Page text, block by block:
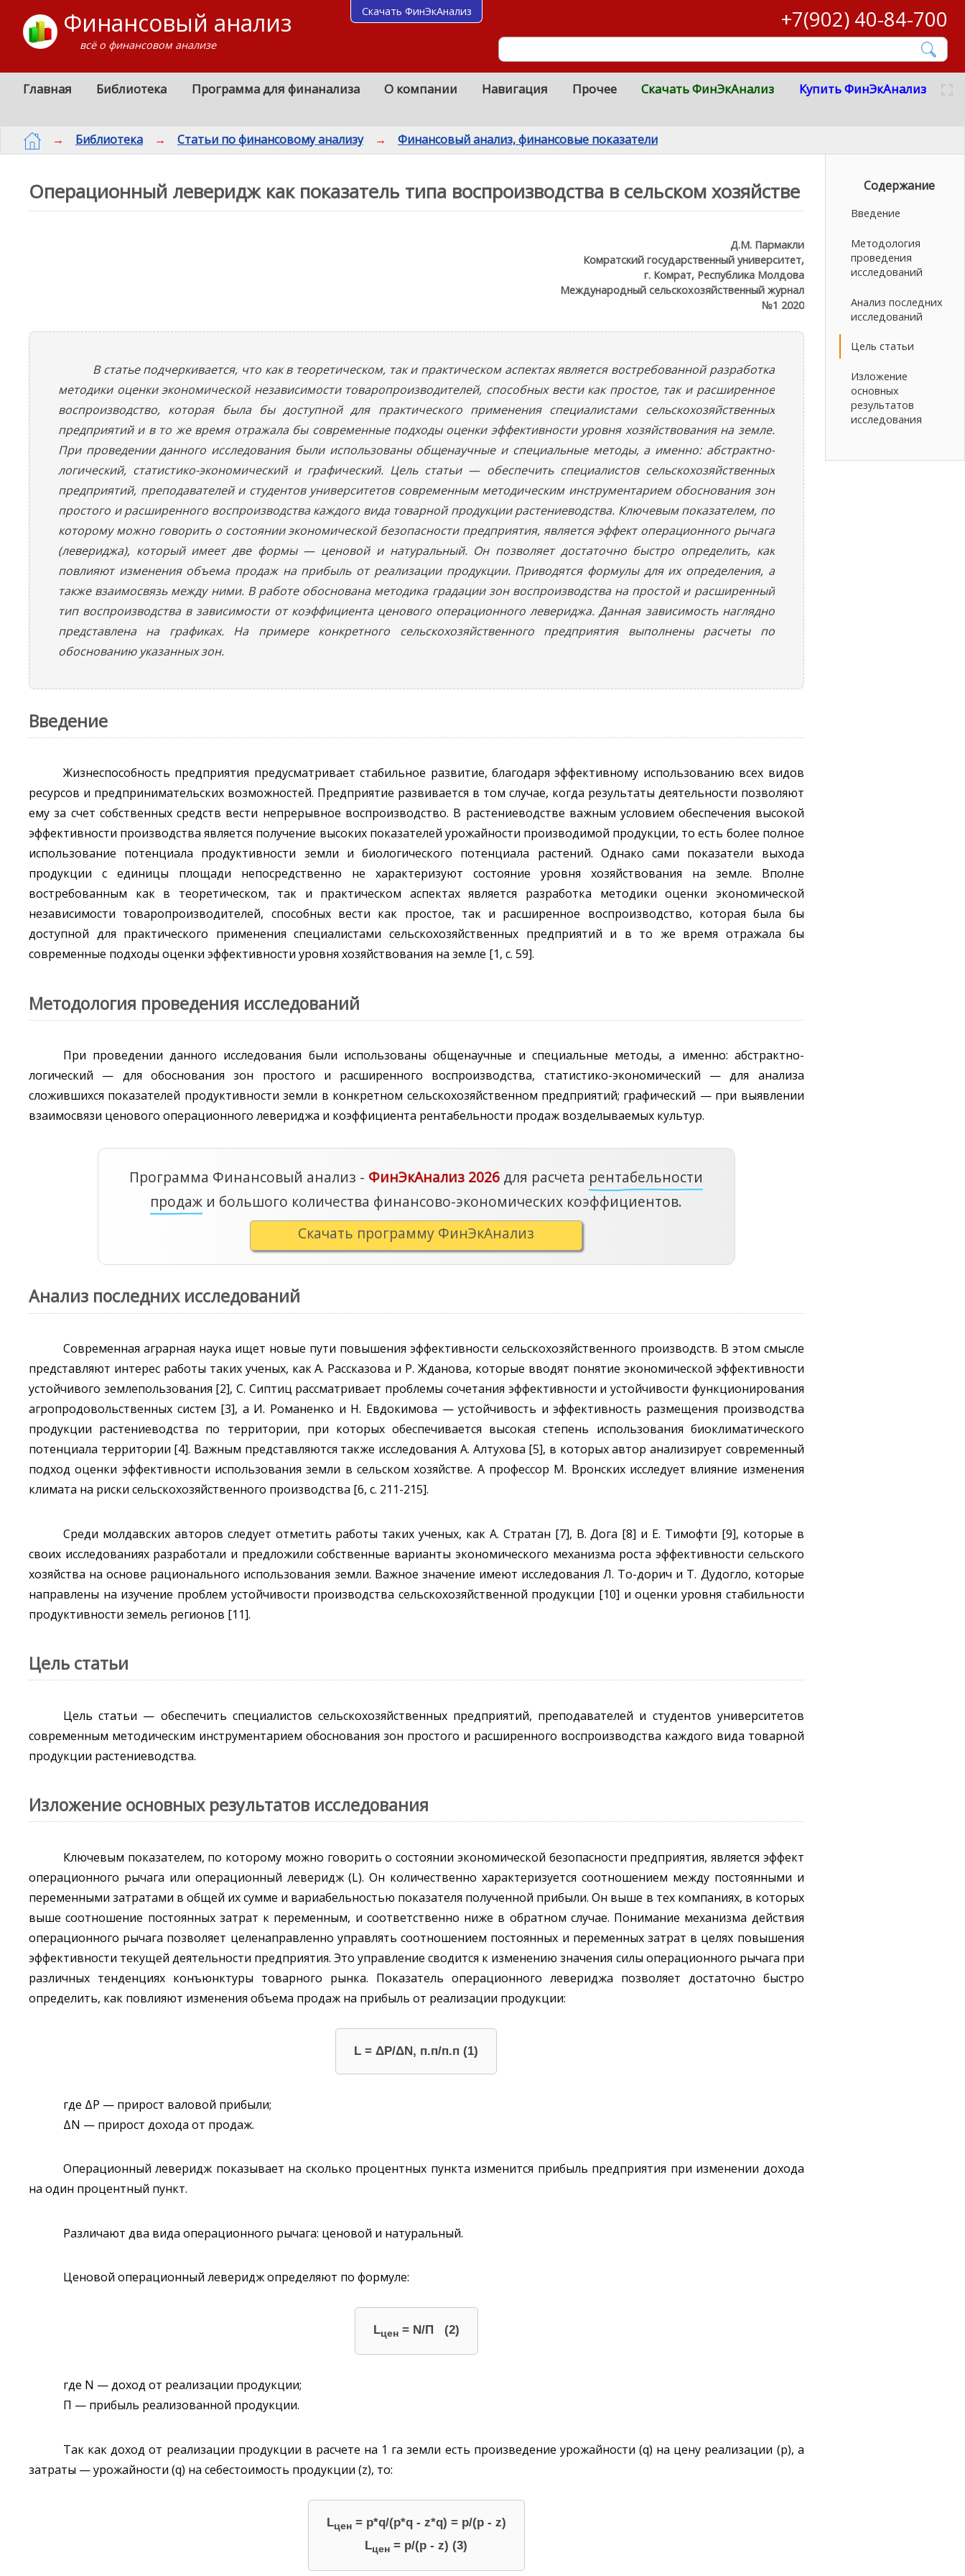
Финансовый анализ
всё о финансовом анализе
+7(902) 40-84-700
Главная Библиотека Программа для финанализа О компании Навигация Прочее Скачать ФинЭкАнализ Купить ФинЭкАнализ
→ Библиотека → Статьи по финансовому анализу → Финансовый анализ, финансовые показатели
Операционный леверидж как показатель типа воспроизводства в сельском хозяйстве
Д.М. Пармакли
Комратский государственный университет,
г. Комрат, Республика Молдова
Международный сельскохозяйственный журнал
№1 2020
В статье подчеркивается, что как в теоретическом, так и практическом аспектах является востребованной разработка
методики оценки экономической независимости товаропроизводителей, способных вести как простое, так и расширенное
воспроизводство, которая была бы доступной для практического применения специалистами сельскохозяйственных
предприятий и в то же время отражала бы современные подходы оценки эффективности уровня хозяйствования на земле.
При проведении данного исследования были использованы общенаучные и специальные методы, а именно: абстрактно-
логический, статистико-экономический и графический. Цель статьи — обеспечить специалистов сельскохозяйственных
предприятий, преподавателей и студентов университетов современным методическим инструментарием обоснования зон
простого и расширенного воспроизводства каждого вида товарной продукции растениеводства. Ключевым показателем, по
которому можно говорить о состоянии экономической безопасности предприятия, является эффект операционного рычага
(левериджа), который имеет две формы — ценовой и натуральный. Он позволяет достаточно быстро определить, как
повлияют изменения объема продаж на прибыль от реализации продукции. Приводятся формулы для их определения, а
также взаимосвязь между ними. В работе обоснована методика градации зон воспроизводства на простой и расширенный
тип воспроизводства в зависимости от коэффициента ценового операционного левериджа. Данная зависимость наглядно
представлена на графиках. На примере конкретного сельскохозяйственного предприятия выполнены расчеты по
обоснованию указанных зон.
Введение
Жизнеспособность предприятия предусматривает стабильное развитие, благодаря эффективному использованию всех видов
ресурсов и предпринимательских возможностей. Предприятие развивается в том случае, когда результаты деятельности позволяют
ему за счет собственных средств вести непрерывное воспроизводство. В растениеводстве важным условием обеспечения высокой
эффективности производства является получение высоких показателей урожайности производимой продукции, то есть более полное
использование потенциала продуктивности земли и биологического потенциала растений. Однако сами показатели выхода
продукции с единицы площади непосредственно не характеризуют состояние уровня хозяйствования на земле. Вполне
востребованным как в теоретическом, так и практическом аспектах является разработка методики оценки экономической
независимости товаропроизводителей, способных вести как простое, так и расширенное воспроизводство, которая была бы
доступной для практического применения специалистами сельскохозяйственных предприятий и в то же время отражала бы
современные подходы оценки эффективности уровня хозяйствования на земле [1, c. 59].
Методология проведения исследований
При проведении данного исследования были использованы общенаучные и специальные методы, а именно: абстрактно-
логический — для обоснования зон простого и расширенного воспроизводства, статистико-экономический — для анализа
сложившихся показателей продуктивности земли в конкретном сельскохозяйственном предприятий; графический — при выявлении
взаимосвязи ценового операционного левериджа и коэффициента рентабельности продаж возделываемых культур.
Программа Финансовый анализ - ФинЭкАнализ 2026 для расчета рентабельности
продаж и большого количества финансово-экономических коэффициентов.
Скачать программу ФинЭкАнализ
Анализ последних исследований
Современная аграрная наука ищет новые пути повышения эффективности сельскохозяйственного производств. В этом смысле
представляют интерес работы таких ученых, как А. Рассказова и Р. Жданова, которые вводят понятие экономической эффективности
устойчивого землепользования [2], С. Сиптиц рассматривает проблемы сочетания эффективности и устойчивости функционирования
агропродовольственных систем [3], а И. Романенко и Н. Евдокимова — устойчивость и эффективность размещения производства
продукции растениеводства по территории, при которых обеспечивается высокая степень использования биоклиматического
потенциала территории [4]. Важным представляются также исследования А. Алтухова [5], в которых автор анализирует современный
подход оценки эффективности использования земли в сельском хозяйстве. А профессор М. Вронских исследует влияние изменения
климата на риски сельскохозяйственного производства [6, c. 211-215].
Среди молдавских авторов следует отметить работы таких ученых, как А. Стратан [7], В. Дога [8] и Е. Тимофти [9], которые в
своих исследованиях разработали и предложили собственные варианты экономического механизма роста эффективности сельского
хозяйства на основе рационального использования земли. Важное значение имеют исследования Л. То-дорич и Т. Дудогло, которые
направлены на изучение проблем устойчивости производства сельскохозяйственной продукции [10] и оценки уровня стабильности
продуктивности земель регионов [11].
Цель статьи
Цель статьи — обеспечить специалистов сельскохозяйственных предприятий, преподавателей и студентов университетов
современным методическим инструментарием обоснования зон простого и расширенного воспроизводства каждого вида товарной
продукции растениеводства.
Изложение основных результатов исследования
Ключевым показателем, по которому можно говорить о состоянии экономической безопасности предприятия, является эффект
операционного рычага или операционный леверидж (L). Он количественно характеризуется соотношением между постоянными и
переменными затратами в общей их сумме и вариабельностью показателя полученной прибыли. Он выше в тех компаниях, в которых
выше соотношение постоянных затрат к переменным, и соответственно ниже в обратном случае. Понимание механизма действия
операционного рычага позволяет целенаправленно управлять соотношением постоянных и переменных затрат в целях повышения
эффективности текущей деятельности предприятия. Это управление сводится к изменению значения силы операционного рычага при
различных тенденциях конъюнктуры товарного рынка. Показатель операционного левериджа позволяет достаточно быстро
определить, как повлияют изменения объема продаж на прибыль от реализации продукции:
L = ΔP/ΔN, п.п/п.п (1)
где ΔP — прирост валовой прибыли;
ΔN — прирост дохода от продаж.
Операционный леверидж показывает на сколько процентных пункта изменится прибыль предприятия при изменении дохода
на один процентный пункт.
Различают два вида операционного рычага: ценовой и натуральный.
Ценовой операционный леверидж определяют по формуле:
Lцен= N/П (2)
где N — доход от реализации продукции;
П — прибыль реализованной продукции.
Так как доход от реализации продукции в расчете на 1 га земли есть произведение урожайности (q) на цену реализации (p), а
затраты — урожайности (q) на себестоимость продукции (z), то:
Lцен= p*q/(p*q - z*q) = p/(p - z)
Lцен = p/(p - z) (3)
Содержание
Введение
Методология
проведения
исследований
Анализ последних
исследований
Цель статьи
Изложение
основных
результатов
исследования
Скачать ФинЭкАнализ